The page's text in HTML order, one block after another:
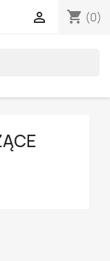
shopping_cart (0)
